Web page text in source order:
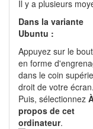
Il y a plusieurs
Dans la variante
Ubuntu :
Appuyez sur le
en forme
dans le coin
droit de votre écran.
Puis, sélectionnez
propos de cet
ordinateur.